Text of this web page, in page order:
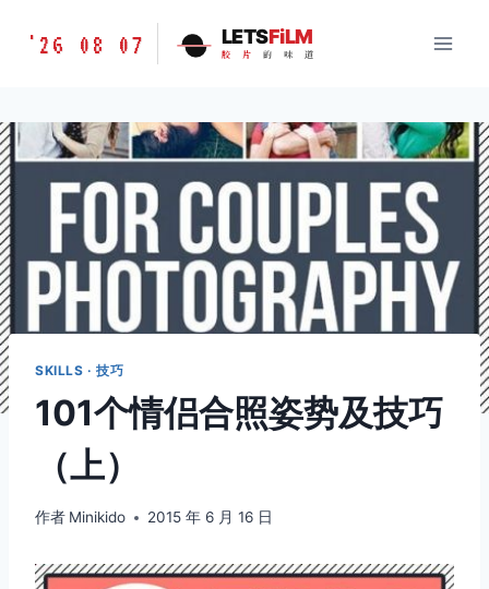
胶
味
道
LETSFILM
'26 08 07 LETSFiLM
胶 片 的 味 道
SKILLS · 技巧
101个情侣合照姿势及技巧
（上）
作者 Minikido 2015 年 6 月 16 日